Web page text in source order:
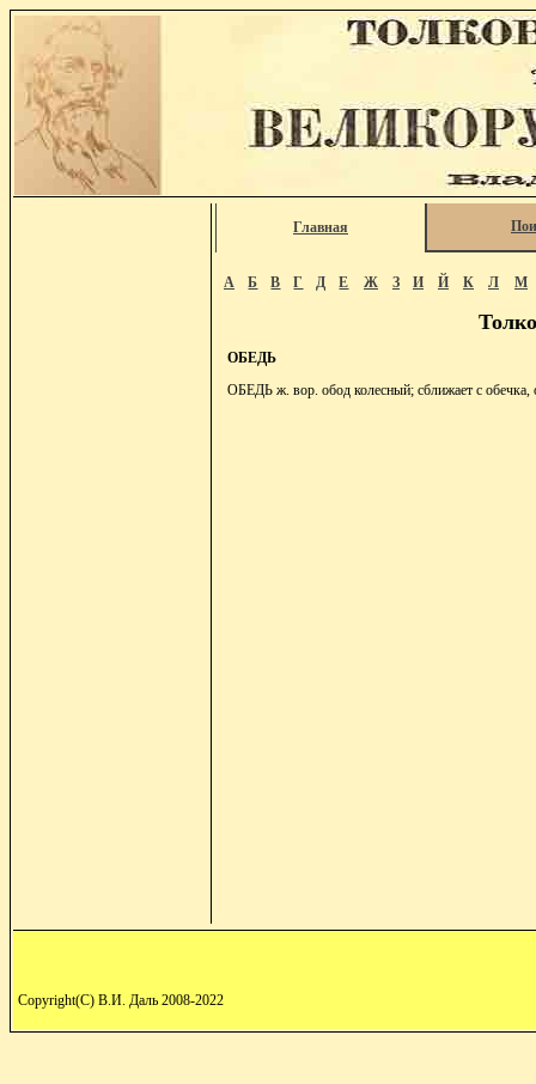
Главная
А Б В Г Д Е Ж З И Й К Л М
ОБЕДЬ
ОБЕДЬ ж. вор. обод колесный; сближает с обечка,
Copyright(C) В.И. Даль 2008-2022